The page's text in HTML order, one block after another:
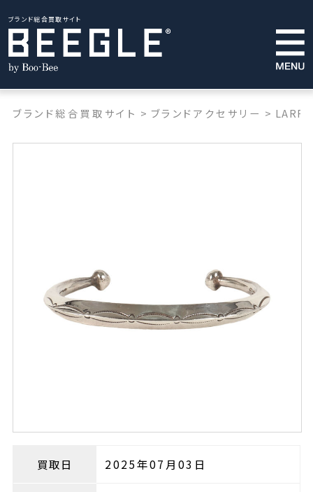
ブランド総合買取サイト
ブランド総合買取サイト > ブランドアクセサリー >
買取日 2025年07月03日